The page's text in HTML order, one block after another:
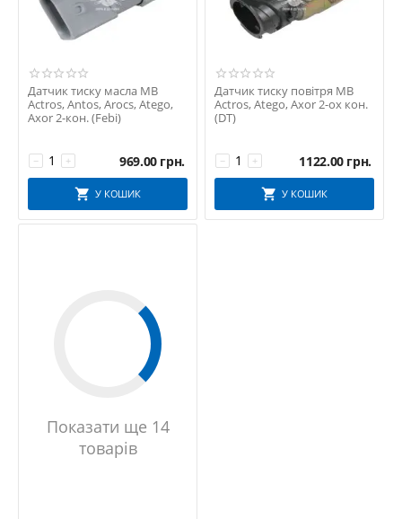
Датчик тиску масла MB
Actros, Antos, Arocs, Atego,
Axor 2-кон. (Febi)
+
− 969.00 грн.
У КОШИК
Датчик тиску повітря MB
Actros, Atego, Axor 2-ох кон.
(DT)
+
− 1122.00 грн.
У КОШИК
Показати ще 14
товарів